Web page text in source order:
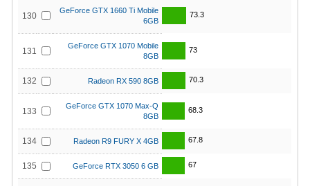
130
GeForce GTX 1660 Ti Mobile
6GB
73.3
131
GeForce GTX 1070 Mobile
8GB
73
132 Radeon RX 590 8GB 70.3
133
GeForce GTX 1070 Max-Q
8GB
68.3
134 Radeon R9 FURY X 4GB 67.8
135 GeForce RTX 3050 6 GB 67